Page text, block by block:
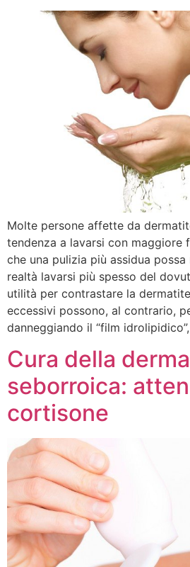
Molte persone affette da
tendenza a lavarsi con maggiore
che una pulizia più assidua
realtà lavarsi più spesso del
utilità per contrastare la
eccessivi possono, al contrario,
danneggiando il “film
Cura della
seborroica:
cortisone